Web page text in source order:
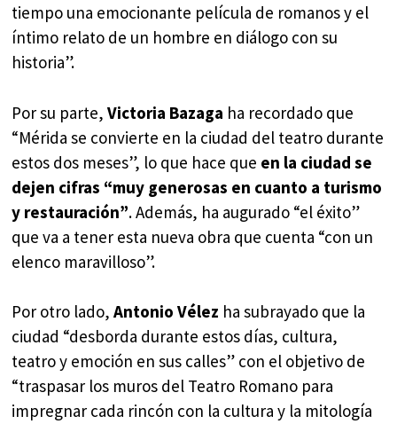
tiempo una emocionante película de romanos y el
íntimo relato de un hombre en diálogo con su
historia”.
Por su parte,Victoria Bazaga ha recordado que
“Mérida se convierte en la ciudad del teatro durante
estos dos meses”, lo que hace que en la ciudad se
dejen cifras “muy generosas en cuanto a turismo
y restauración”. Además, ha augurado “el éxito”
que va a tener esta nueva obra que cuenta “con un
elenco maravilloso”.
Por otro lado,Antonio Vélez ha subrayado que la
ciudad “desborda durante estos días, cultura,
teatro y emoción en sus calles” con el objetivo de
“traspasar los muros del Teatro Romano para
impregnar cada rincón con la cultura y la mitología